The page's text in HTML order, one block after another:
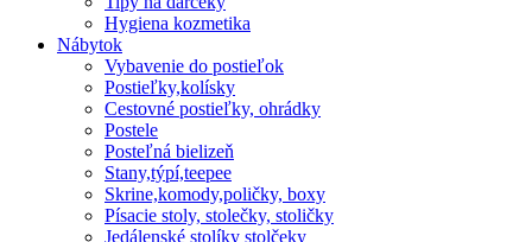
Hygiena kozmetika
Nábytok
Vybavenie do postieľok
Postieľky,kolísky
Cestovné postieľky, ohrádky
Postele
Posteľná bielizeň
Stany,týpí,teepee
Skrine,komody,poličky, boxy
Písacie stoly, stolečky, stoličky
Jedálenské stolíky stolčeky